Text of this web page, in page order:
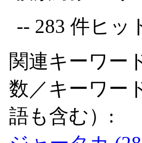
-- 283 件ヒッ
関連キーワー
数／キーワー
語も含む）: